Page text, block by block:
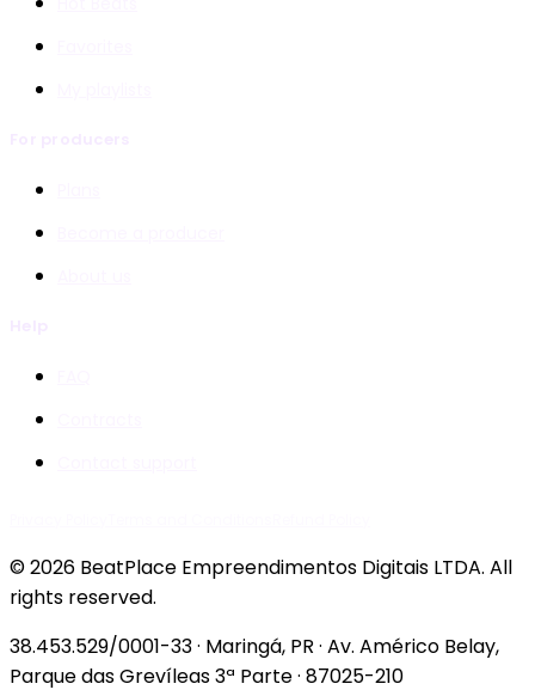
© 2026 BeatPlace Empreendimentos Digitais LTDA. All
rights reserved.
38.453.529/0001-33 · Maringá, PR · Av. Américo Belay,
Parque das Grevíleas 3ª Parte · 87025-210